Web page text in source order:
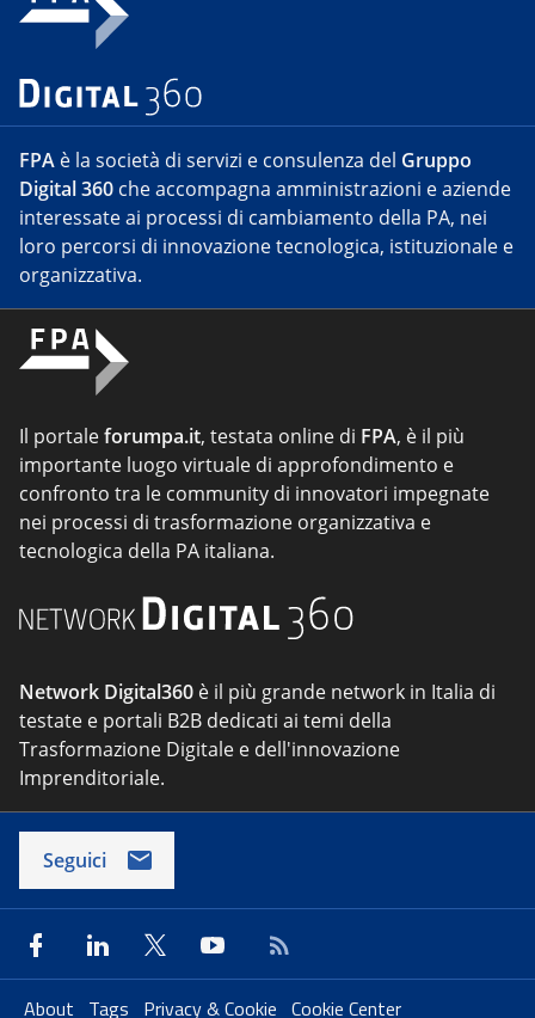
FPA è la società di servizi e consulenza del Gruppo
Digital 360 che accompagna amministrazioni e aziende
interessate ai processi di cambiamento della PA, nei
loro percorsi di innovazione tecnologica, istituzionale e
organizzativa.
Il portaleforumpa.it, testata online di FPA, è il più
importante luogo virtuale di approfondimento e
confronto tra le community di innovatori impegnate
nei processi di trasformazione organizzativa e
tecnologica della PA italiana.
Network Digital360 è il più grande network in Italia di
testate e portali B2B dedicati ai temi della
Trasformazione Digitale e dell'innovazione
Imprenditoriale.
Seguici
About Tags Privacy & Cookie Cookie Center